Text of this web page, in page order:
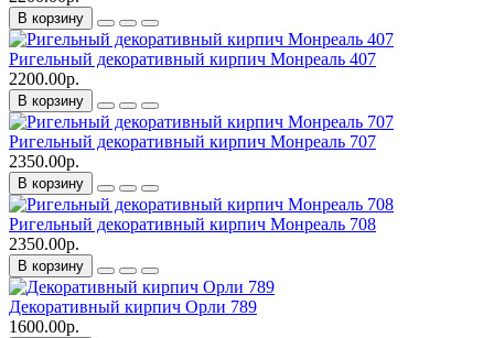
В корзину
Ригельный декоративный кирпич Монреаль 407
2200.00р.
В корзину
Ригельный декоративный кирпич Монреаль 707
2350.00р.
В корзину
Ригельный декоративный кирпич Монреаль 708
2350.00р.
В корзину
Декоративный кирпич Орли 789
1600.00р.